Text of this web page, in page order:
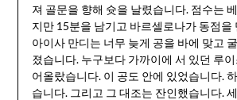
져 골문을 향해 슛을 날렸습니다. 점수는
지만 15분을 남기고 바르셀로나가 동점을
아이사 만디는 너무 늦게 공을 바에 맞고
졌습니다. 누구보다 가까이에 서 있던 루
어올랐습니다. 이 공도 안에 있었습니다.
습니다. 그리고 그 대조는 잔인했습니다.